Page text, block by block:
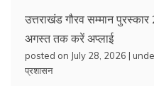
उत्तराखंड गौरव सम्मान
अगस्त तक करें अप्लाई
posted on July 28, 2026 |
प्रशासन